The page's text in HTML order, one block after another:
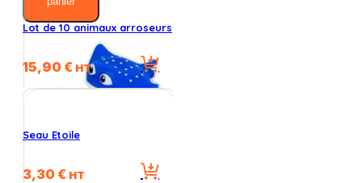
Lot de 10 animaux arroseurs
15,90€ HT
Seau Etoile
3,30€ HT